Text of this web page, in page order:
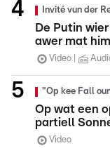
Invité vun der
De Putin
awer mat
Video
"Op kee Fall
Op wat een
partiell
Video